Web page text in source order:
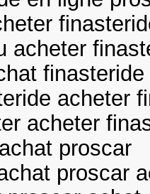
acheter
acheter
acheter
proscar
proscar